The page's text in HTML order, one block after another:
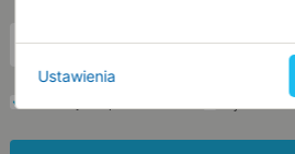
pn. 10 sie.
Ustawienia